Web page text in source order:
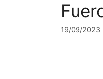
19/09/2023